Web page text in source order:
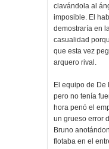
clavándola al
imposible. El
demostraría en
casualidad
que esta vez
arquero rival.
El equipo de De
pero no tenía
hora penó el
un grueso error
Bruno
flotaba en el